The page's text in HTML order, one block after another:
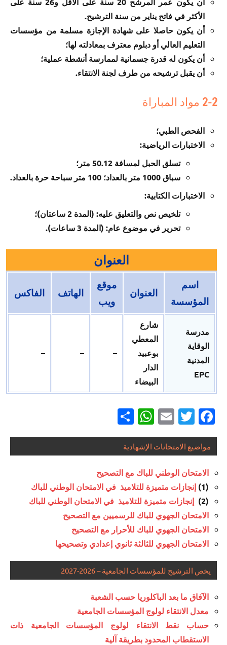
الأكثر في فاتح يناير من سنة الترشيح.
أن يكون حاصلا على شهادة الإجازة مسلمة من مؤسسات
التعليم العالي أو دبلوم معترف بمعادلته لها؛
أن يكون له قدرة جسمانية لممارسة أنشطة عملية؛
أن يقبل ترشيحه من طرف لجنة الانتقاء.
2-2 مواد المباراة
الفحص الطبي؛
الاختبارات الرياضية:
تسلق الحبل لمسافة 50.12 متر؛
سباق 1000 متر بالعداد؛ 100 متر سباحة حرة بالعداد.
الاختبارات الكتابية:
تلخيص نص والتعليق عليه: (المدة 2 ساعتان)؛
تحرير في موضوع عام: (المدة 3 ساعات).
العنوان
اسم
المؤسسة
العنوان
موقع
ويب
الهاتف الفاكس
مدرسة
الوقاية
المدنية
EPC
شارع
المعطي
بوعبيد
الدار
البيضاء
–
–
–
Facebook
Twitter
Email
WhatsApp
مواضيع الامتحانات الإشهادية
الامتحان الوطني للباك مع التصحيح
(1)
إنجازات متميزة للتلاميذ في الامتحان الوطني للباك
(2)
إنجازات متميزة للتلاميذ في الامتحان الوطني للباك
الامتحان الجهوي للباك للرسميين مع التصحيح
الامتحان الجهوي للباك للأحرار مع التصحيح
الامتحان الجهوي للثالثة ثانوي إعدادي وتصحيحها
يخص الترشيح للمؤسسات الجامعية – 2026-2027
الآفاق ما بعد الباكلوريا حسب الشعبة
معدل الانتقاء لولوج المؤسسات الجامعية
حساب نقط الانتقاء لولوج المؤسسات الجامعية ذات
الاستقطاب المحدود بطريقة آلية